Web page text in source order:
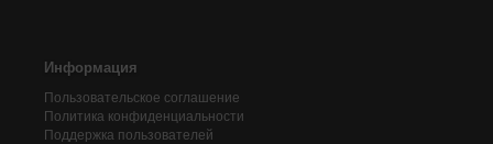
Информация
Пользовательское соглашение
Политика конфиденциальности
Поддержка пользователей